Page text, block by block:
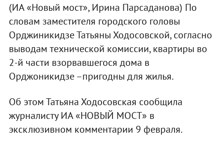
(ИА «Новый мост», Ирина Парсаданова) По
словам заместителя городского головы
Орджиникидзе Татьяны Ходосовской, согласно
выводам технической комиссии, квартиры во
2-й части взорвавшегося дома в
Орджоникидзе –пригодны для жилья.
Об этом Татьяна Ходосовская сообщила
журналисту ИА «НОВЫЙ МОСТ» в
эксклюзивном комментарии 9 февраля.